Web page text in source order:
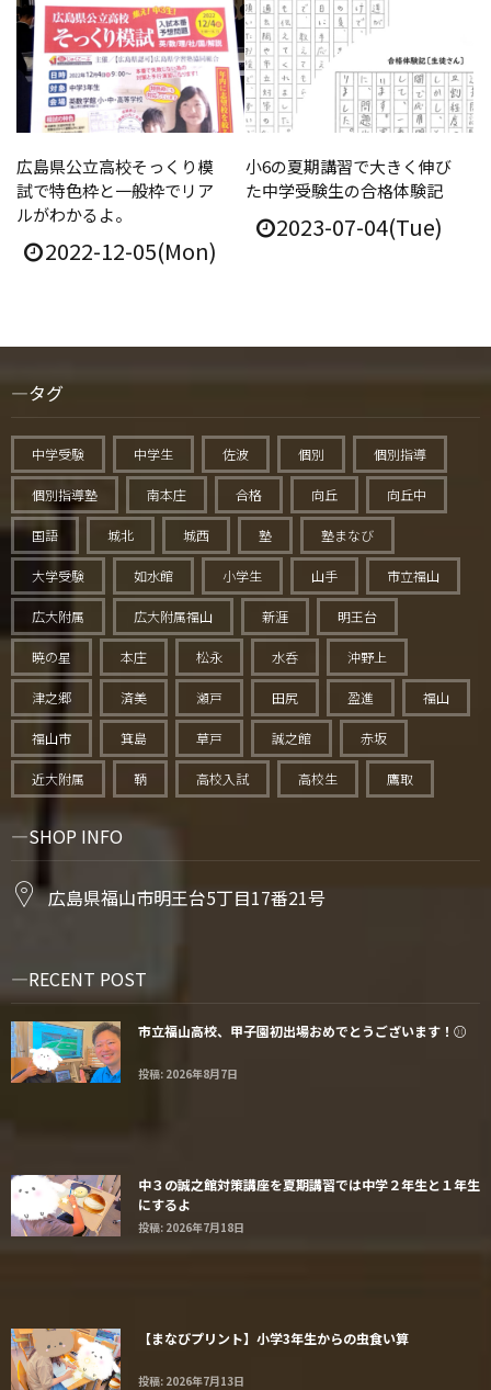
広島県公立高校そっくり模
試で特色枠と一般枠でリア
ルがわかるよ。
2022-12-05(Mon)
小6の夏期講習で大きく伸び
た中学受験生の合格体験記
2023-07-04(Tue)
タグ
中学受験 中学生 佐波 個別 個別指導
個別指導塾 南本庄 合格 向丘 向丘中
国語 城北 城西 塾 塾まなび
大学受験 如水館 小学生 山手 市立福山
広大附属 広大附属福山 新涯 明王台
暁の星 本庄 松永 水呑 沖野上
津之郷 済美 瀬戸 田尻 盈進 福山
福山市 箕島 草戸 誠之館 赤坂
近大附属 鞆 高校入試 高校生 鷹取
SHOP INFO
広島県福山市明王台5丁目17番21号
RECENT POST
市立福山高校、甲子園初出場おめでとうございます！⚾️
投稿: 2026年8月7日
中３の誠之館対策講座を夏期講習では中学２年生と１年生
にするよ
投稿: 2026年7月18日
【まなびプリント】小学3年生からの虫食い算
投稿: 2026年7月13日